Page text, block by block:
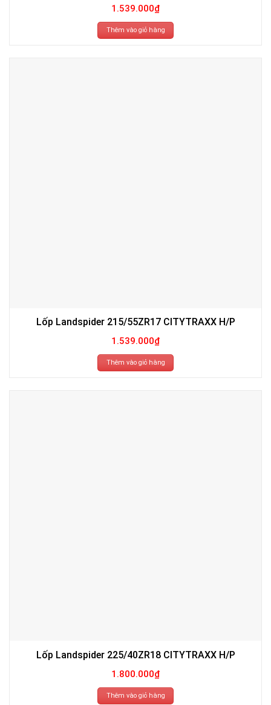
1.539.000₫
Thêm vào giỏ hàng
Lốp Landspider 215/55ZR17 CITYTRAXX H/P
1.539.000₫
Thêm vào giỏ hàng
Lốp Landspider 225/40ZR18 CITYTRAXX H/P
1.800.000₫
Thêm vào giỏ hàng